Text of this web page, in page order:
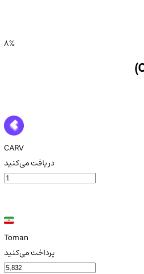
8%
CARV
دریافت می‌کنید
Toman
پرداخت می‌کنید